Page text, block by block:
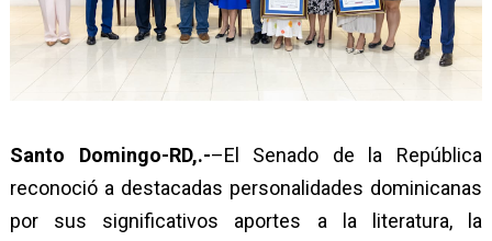
Santo Domingo-RD,.-–El Senado de la República
reconoció a destacadas personalidades dominicanas
por sus significativos aportes a la literatura, la